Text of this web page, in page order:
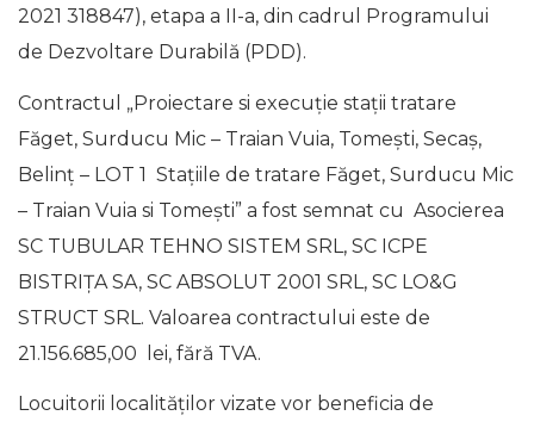
2021 318847), etapa a II-a, din cadrul Programului
de Dezvoltare Durabilă (PDD).
Contractul „Proiectare si execuție stații tratare
Făget, Surducu Mic – Traian Vuia, Tomești, Secaș,
Belinț – LOT 1 Stațiile de tratare Făget, Surducu Mic
– Traian Vuia si Tomești” a fost semnat cu Asocierea
SC TUBULAR TEHNO SISTEM SRL, SC ICPE
BISTRIȚA SA, SC ABSOLUT 2001 SRL, SC LO&G
STRUCT SRL. Valoarea contractului este de
21.156.685,00 lei, fără TVA.
Locuitorii localităților vizate vor beneficia de